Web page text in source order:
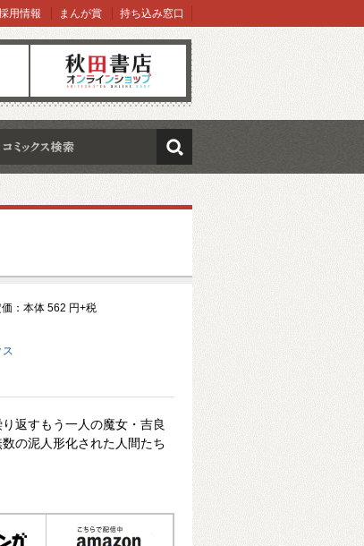
オンラインショップ
用情報 まんが賞 持ち込み窓口
検索
価：本体 562 円+税
ス
返すもう一人の魔女・吉良
の泥人形化された人間たち